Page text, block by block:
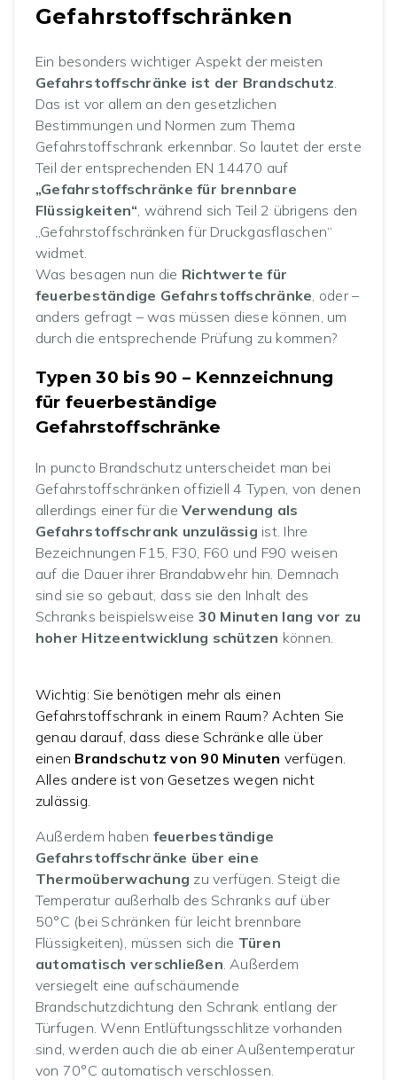
Gefahrstoffschränken
Ein besonders wichtiger Aspekt der meisten
Gefahrstoffschränke ist der Brandschutz.
Das ist vor allem an den gesetzlichen
Bestimmungen und Normen zum Thema
Gefahrstoffschrank erkennbar. So lautet der erste
Teil der entsprechenden EN 14470 auf
„Gefahrstoffschränke für brennbare
Flüssigkeiten“, während sich Teil 2 übrigens den
„Gefahrstoffschränken für Druckgasflaschen“
widmet.
Was besagen nun die Richtwerte für
feuerbeständige Gefahrstoffschränke, oder –
anders gefragt – was müssen diese können, um
durch die entsprechende Prüfung zu kommen?
Typen 30 bis 90 – Kennzeichnung
für feuerbeständige
Gefahrstoffschränke
In puncto Brandschutz unterscheidet man bei
Gefahrstoffschränken offiziell 4 Typen, von denen
allerdings einer für dieVerwendung als
Gefahrstoffschrank unzulässig ist. Ihre
Bezeichnungen F15, F30, F60 und F90 weisen
auf die Dauer ihrer Brandabwehr hin. Demnach
sind sie so gebaut, dass sie den Inhalt des
Schranks beispielsweise 30 Minuten lang vor zu
hoher Hitzeentwicklung schützen können.
Wichtig: Sie benötigen mehr als einen
Gefahrstoffschrank in einem Raum? Achten Sie
genau darauf, dass diese Schränke alle über
einen Brandschutz von 90 Minuten verfügen.
Alles andere ist von Gesetzes wegen nicht
zulässig.
Außerdem haben feuerbeständige
Gefahrstoffschränke über eine
Thermoüberwachung zu verfügen. Steigt die
Temperatur außerhalb des Schranks auf über
50°C (bei Schränken für leicht brennbare
Flüssigkeiten), müssen sich die Türen
automatisch verschließen . Außerdem
versiegelt eine aufschäumende
Brandschutzdichtung den Schrank entlang der
Türfugen. Wenn Entlüftungsschlitze vorhanden
sind, werden auch die ab einer Außentemperatur
von 70°C automatisch verschlossen.